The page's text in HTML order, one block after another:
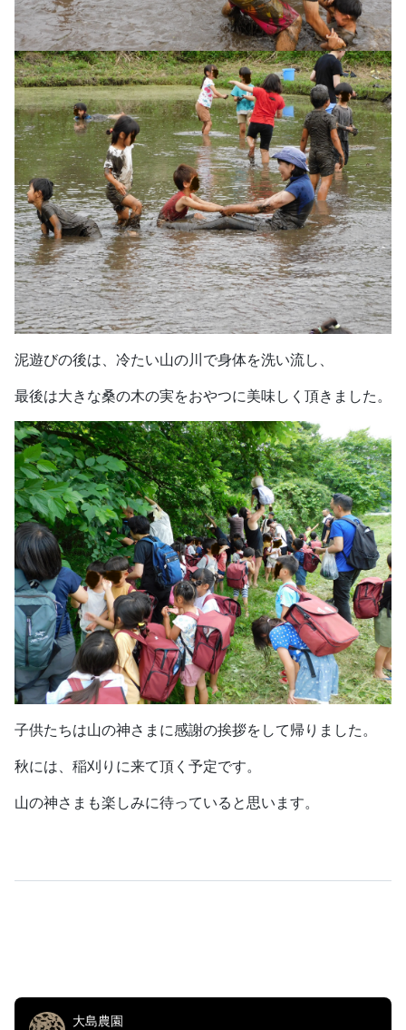
泥遊びの後は、冷たい山の川で身体を洗い流し、
最後は大きな桑の木の実をおやつに美味しく頂きました。
子供たちは山の神さまに感謝の挨拶をして帰りました。
秋には、稲刈りに来て頂く予定です。
山の神さまも楽しみに待っていると思います。
大島農園